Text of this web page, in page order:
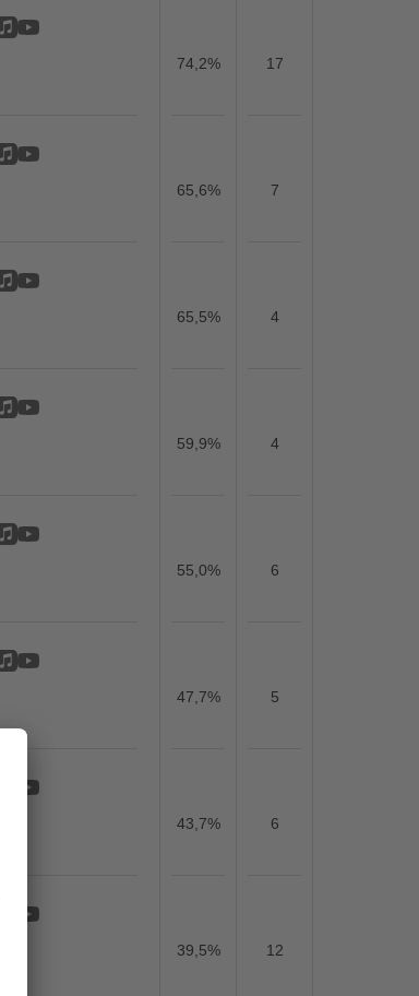
74,2% 17
65,6% 7
65,5% 4
59,9% 4
55,0% 6
47,7% 5
43,7% 6
39,5% 12